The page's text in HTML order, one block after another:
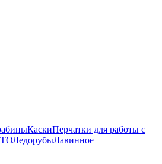
КаскиПерчатки для работы с
ЛедорубыЛавинное